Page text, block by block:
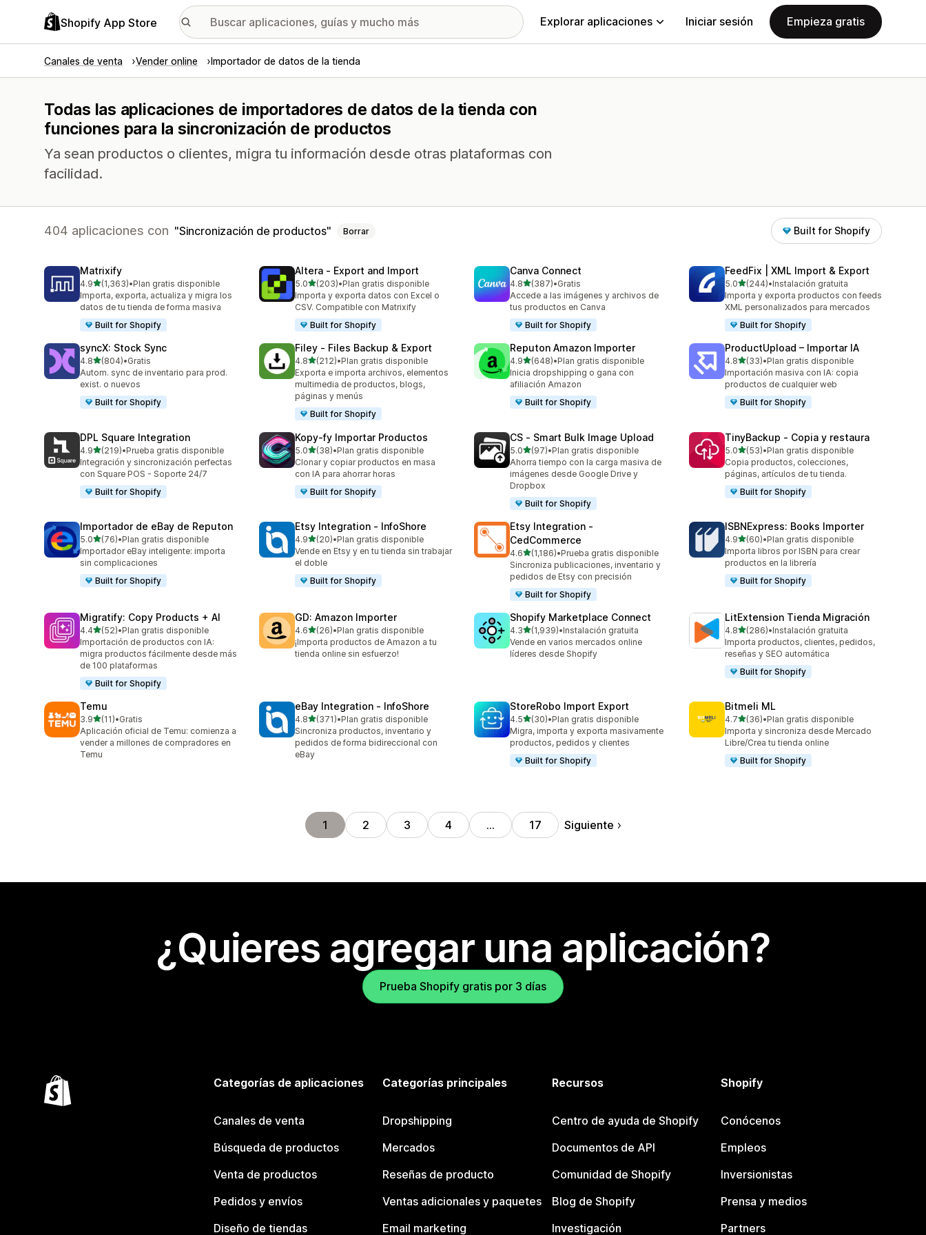
Shopify App Store Explorar aplicaciones Iniciar sesión Empieza gratis
Canales de venta Vender online Importador de datos de la tienda
Todas las aplicaciones de importadores de datos de la tienda con
funciones para la sincronización de productos
Ya sean productos o clientes, migra tu información desde otras plataformas con
facilidad.
404 aplicaciones con Sincronización de productos Borrar Built for Shopify
Matrixify
4.9de 5 estrellas
(1,363)
1363 reseñas en total
•Plan gratis disponible
Importa, exporta, actualiza y migra los
datos de tu tienda de forma masiva
Built for Shopify
Altera ‑ Export and Import
5.0de 5 estrellas
(203)
203 reseñas en total
•Plan gratis disponible
Importa y exporta datos con Excel o
CSV. Compatible con Matrixify
Built for Shopify
Canva Connect
4.8de 5 estrellas
(387)
387 reseñas en total
•Gratis
Accede a las imágenes y archivos de
tus productos en Canva
Built for Shopify
FeedFix | XML Import & Export
5.0de 5 estrellas
(244)
244 reseñas en total
•Instalación gratuita
Importa y exporta productos con feeds
XML personalizados para mercados
Built for Shopify
syncX: Stock Sync
4.8de 5 estrellas
(804)
804 reseñas en total
•Gratis
Autom. sync de inventario para prod.
exist. o nuevos
Built for Shopify
Filey ‑ Files Backup & Export
4.8de 5 estrellas
(212)
212 reseñas en total
•Plan gratis disponible
Exporta e importa archivos, elementos
multimedia de productos, blogs,
páginas y menús
Built for Shopify
Reputon Amazon Importer
4.9de 5 estrellas
(648)
648 reseñas en total
•Plan gratis disponible
Inicia dropshipping o gana con
afiliación Amazon
Built for Shopify
ProductUpload – Importar IA
4.8de 5 estrellas
(33)
33 reseñas en total
•Plan gratis disponible
Importación masiva con IA: copia
productos de cualquier web
Built for Shopify
DPL Square Integration
4.9de 5 estrellas
(219)
219 reseñas en total
•Prueba gratis disponible
Integración y sincronización perfectas
con Square POS - Soporte 24/7
Built for Shopify
Kopy‑fy Importar Productos
5.0de 5 estrellas
(38)
38 reseñas en total
•Plan gratis disponible
Clonar y copiar productos en masa
con IA para ahorrar horas
Built for Shopify
CS ‑ Smart Bulk Image Upload
5.0de 5 estrellas
(97)
97 reseñas en total
•Plan gratis disponible
Ahorra tiempo con la carga masiva de
imágenes desde Google Drive y
Dropbox
Built for Shopify
TinyBackup ‑ Copia y restaura
5.0de 5 estrellas
(53)
53 reseñas en total
•Plan gratis disponible
Copia productos, colecciones,
páginas, artículos de tu tienda.
Built for Shopify
Importador de eBay de Reputon
5.0de 5 estrellas
(76)
76 reseñas en total
•Plan gratis disponible
Importador eBay inteligente: importa
sin complicaciones
Built for Shopify
Etsy Integration ‑ InfoShore
4.9de 5 estrellas
(20)
20 reseñas en total
•Plan gratis disponible
Vende en Etsy y en tu tienda sin trabajar
el doble
Built for Shopify
Etsy Integration ‑
CedCommerce
4.6de 5 estrellas
(1,186)
1186 reseñas en total
•Prueba gratis disponible
Sincroniza publicaciones, inventario y
pedidos de Etsy con precisión
Built for Shopify
ISBNExpress: Books Importer
4.9de 5 estrellas
(60)
60 reseñas en total
•Plan gratis disponible
Importa libros por ISBN para crear
productos en la librería
Built for Shopify
Migratify: Copy Products + AI
4.4de 5 estrellas
(52)
52 reseñas en total
•Plan gratis disponible
Importación de productos con IA:
migra productos fácilmente desde más
de 100 plataformas
Built for Shopify
GD: Amazon Importer
4.6de 5 estrellas
(26)
26 reseñas en total
•Plan gratis disponible
¡Importa productos de Amazon a tu
tienda online sin esfuerzo!
Shopify Marketplace Connect
4.3de 5 estrellas
(1,939)
1939 reseñas en total
•Instalación gratuita
Vende en varios mercados online
líderes desde Shopify
LitExtension Tienda Migración
4.8de 5 estrellas
(286)
286 reseñas en total
•Instalación gratuita
Importa productos, clientes, pedidos,
reseñas y SEO automática
Built for Shopify
Temu
3.9de 5 estrellas
(11)
11 reseñas en total
•Gratis
Aplicación oficial de Temu: comienza a
vender a millones de compradores en
Temu
eBay Integration ‑ InfoShore
4.8de 5 estrellas
(371)
371 reseñas en total
•Plan gratis disponible
Sincroniza productos, inventario y
pedidos de forma bidireccional con
eBay
StoreRobo Import Export
4.5de 5 estrellas
(30)
30 reseñas en total
•Plan gratis disponible
Migra, importa y exporta masivamente
productos, pedidos y clientes
Built for Shopify
Bitmeli ML
4.7de 5 estrellas
(36)
36 reseñas en total
•Plan gratis disponible
Importa y sincroniza desde Mercado
Libre/Crea tu tienda online
Built for Shopify
1 2 3 4 … 17 Siguiente
¿Quieres agregar una aplicación?
Prueba Shopify gratis por 3 días
Categorías de aplicaciones
Canales de venta
Búsqueda de productos
Venta de productos
Pedidos y envíos
Diseño de tiendas
Categorías principales
Dropshipping
Mercados
Reseñas de producto
Ventas adicionales y paquetes
Email marketing
Recursos
Centro de ayuda de Shopify
Documentos de API
Comunidad de Shopify
Blog de Shopify
Investigación
Shopify
Conócenos
Empleos
Inversionistas
Prensa y medios
Partners